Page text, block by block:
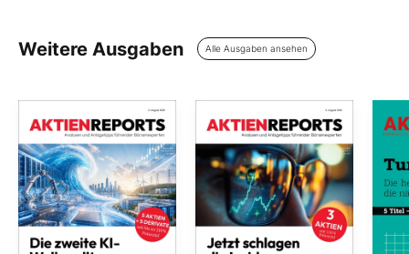
Weitere Ausgaben Alle Ausgaben ansehen